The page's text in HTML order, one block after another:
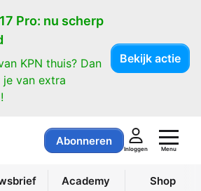
Pro: nu scherp
KPN thuis? Dan
van extra
Bekijk actie
Abonneren
Inloggen Menu
Academy Shop